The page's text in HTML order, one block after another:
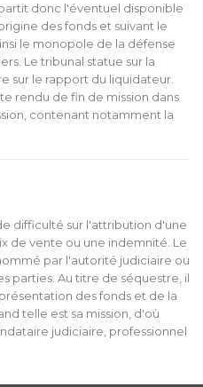
donc l'éventuel disponible
des fonds et suivant le
le monopole de la défense
Le tribunal statue sur la
sur le rapport du liquidateur.
rendu de fin de mission dans
contenant notamment la
difficulté sur l'attribution d'une
de vente ou une indemnité. Le
par l'autorité judiciaire ou
parties. Au titre de séquestre, il
des fonds et de la
telle est sa mission, d'où
judiciaire, professionnel